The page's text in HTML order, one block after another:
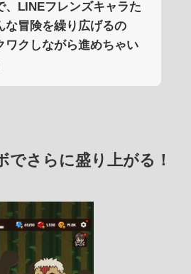
、LINEフレンズキャラた
な冒険を繰り広げるの
ワクしながら進めちゃい
でさらに盛り上がる！